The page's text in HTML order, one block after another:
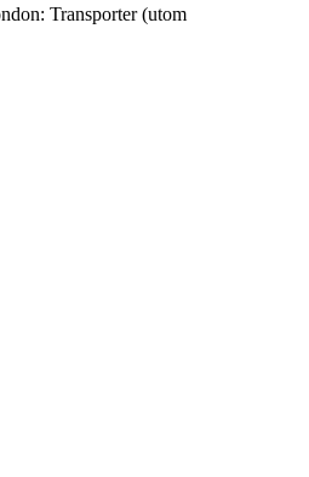
Transporter (utom